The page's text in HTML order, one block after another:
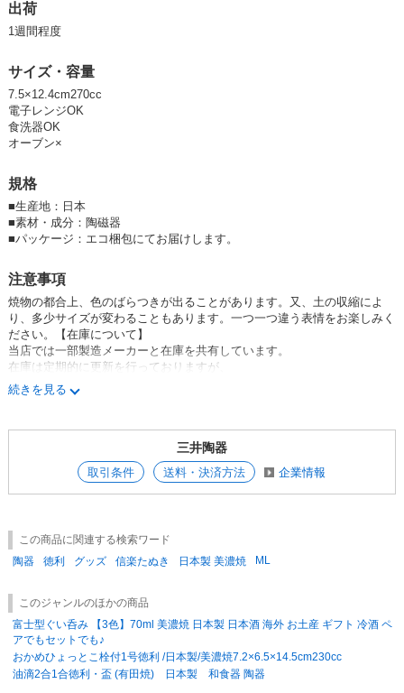
食器 器 うつわ 暮らし 食卓 テーブルウエア 徳利 ぐい吞み 盃 お酒グッズ
酒器セット 日本製 陶器
出荷
1週間程度
サイズ・容量
7.5×12.4cm270cc
電子レンジOK
食洗器OK
オーブン×
規格
■生産地：日本
■素材・成分：陶磁器
■パッケージ：エコ梱包にてお届けします。
注意事項
焼物の都合上、色のばらつきが出ることがあります。又、土の収縮によ
り、多少サイズが変わることもあります。一つ一つ違う表情をお楽しみく
ださい。【在庫について】
当店では一部製造メーカーと在庫を共有しています。
在庫は定期的に更新を行っておりますが、
一時的に欠品となり、やむを得ずご注文をキャンセルさせて頂く場合がご
ざいます。
します。
続きを見る
三井陶器
取引条件 送料・決済方法 企業情報
この商品に関連する検索ワード
陶器
徳利 グッズ 信楽たぬき 日本製 美濃焼 ML
このジャンルのほかの商品
富士型ぐい呑み 【3色】70ml 美濃焼 日本製 日本酒 海外 お土産 ギフト 冷酒 ペ
アでもセットでも♪
おかめひょっとこ栓付1号徳利 /日本製/美濃焼7.2×6.5×14.5cm230cc
油滴2合1合徳利・盃 (有田焼) 日本製 和食器 陶器